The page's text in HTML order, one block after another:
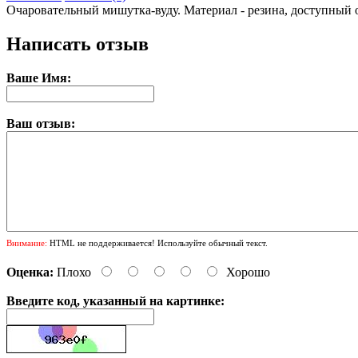
Очаровательный мишутка-вуду. Материал - резина, доступный
Написать отзыв
Ваше Имя:
Ваш отзыв:
Внимание: HTML не поддерживается! Используйте обычный текст.
Оценка: Плохо Хорошо
Введите код, указанный на картинке: